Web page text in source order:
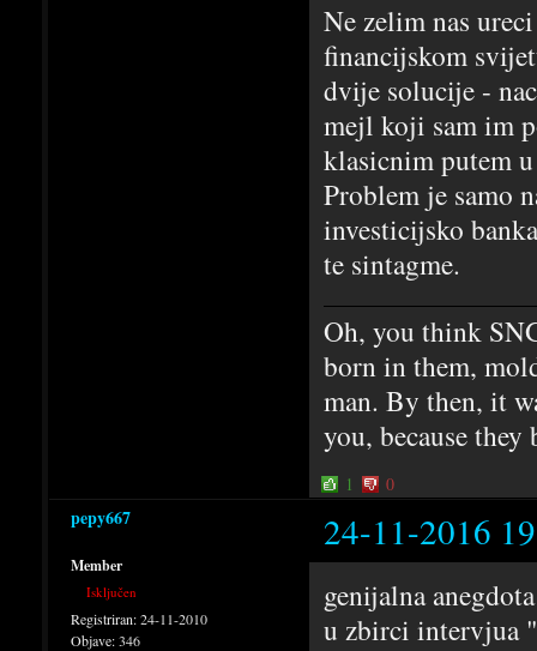
Ne zelim nas
financijskom
dvije solucije -
mejl koji sam im
klasicnim putem
Problem je samo
investicijsko
te sintagme.
Oh, you think
born in them,
man. By then, it
you, because
1 0
pepy667 24-11-2016
Member
Isključen
Registriran:24-11-2010
Objave:346
genijalna
u zbirci intervjua